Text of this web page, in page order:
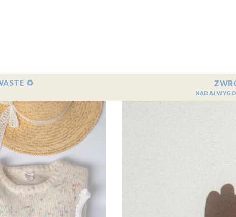
♻️
NADAJ